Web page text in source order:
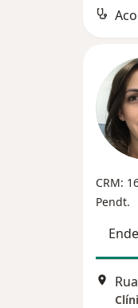
CRM:
Pendt.